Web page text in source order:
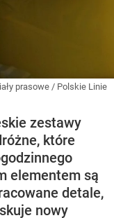
prasowe / Polskie Linie
zestawy
które
elementem są
detale,
nowy